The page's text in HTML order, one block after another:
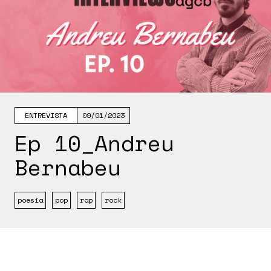
ENTREVISTA 09/01/2023
Ep 10_Andreu
Bernabeu
poesia pop rap rock